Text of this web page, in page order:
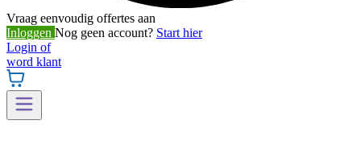
Vraag eenvoudig offertes aan
Inloggen Nog geen account? Start hier
Login of
word klant